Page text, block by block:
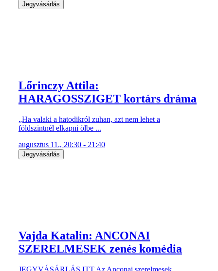
Jegyvásárlás
Lőrinczy Attila:
HARAGOSSZIGET kortárs dráma
„Ha valaki a hatodikról zuhan, azt nem lehet a
földszintnél elkapni ölbe ...
augusztus 11., 20:30 - 21:40
Jegyvásárlás
Vajda Katalin: ANCONAI
SZERELMESEK zenés komédia